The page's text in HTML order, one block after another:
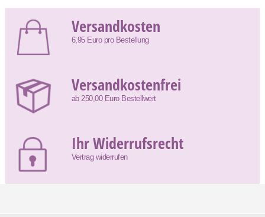
Versandkosten
6,95 Euro pro Bestellung
Versandkostenfrei
ab 250,00 Euro Bestellwert
Ihr Widerrufsrecht
Vertrag widerrufen